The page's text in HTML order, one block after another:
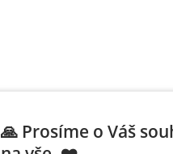
🙏 Prosíme o Váš